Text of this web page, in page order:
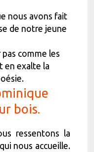
nous avons fait
de notre jeune
comme les
en exalte la
bois.
ressentons la
nous accueille.